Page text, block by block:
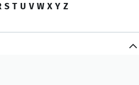
S T U V W X Y Z